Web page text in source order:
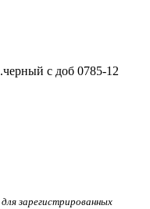
с доб 0785-12
зарегистрированных